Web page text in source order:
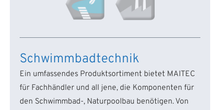
Schwimmbadtechnik
Ein umfassendes Produktsortiment bietet MAITEC
für Fachhändler und all jene, die Komponenten für
den Schwimmbad-, Naturpoolbau benötigen. Von